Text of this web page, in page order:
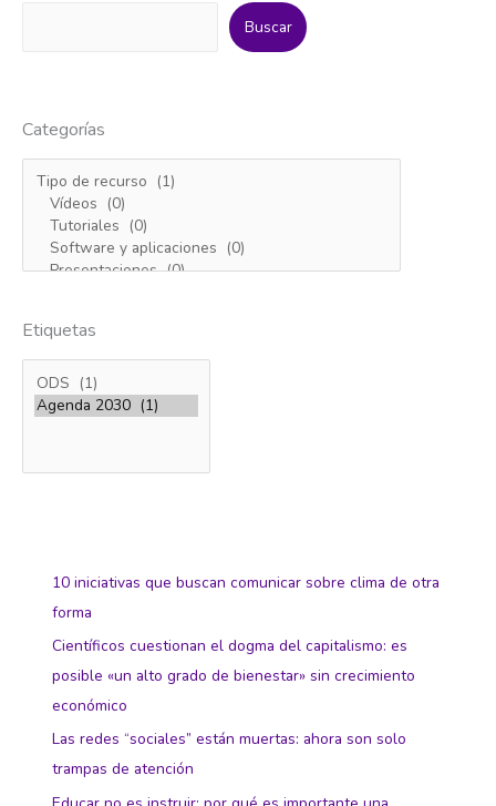
Buscar
Categorías
Etiquetas
10 iniciativas que buscan comunicar sobre clima de otra
forma
Científicos cuestionan el dogma del capitalismo: es
posible «un alto grado de bienestar» sin crecimiento
económico
Las redes “sociales” están muertas: ahora son solo
trampas de atención